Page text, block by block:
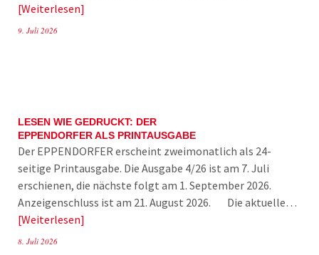
Weiterlesen
9. Juli 2026
LESEN WIE GEDRUCKT: DER
EPPENDORFER ALS PRINTAUSGABE
Der EPPENDORFER erscheint zweimonatlich als 24-
seitige Printausgabe. Die Ausgabe 4/26 ist am 7. Juli
erschienen, die nächste folgt am 1. September 2026.
Anzeigenschluss ist am 21. August 2026. Die aktuelle…
Weiterlesen
8. Juli 2026